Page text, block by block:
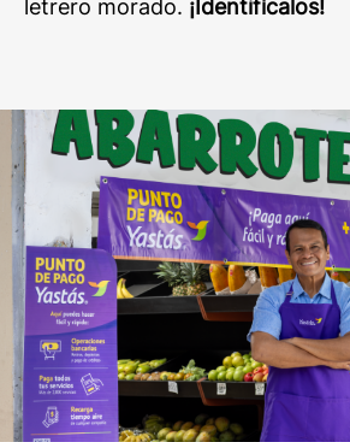
letrero morado. ¡Identifícalos!